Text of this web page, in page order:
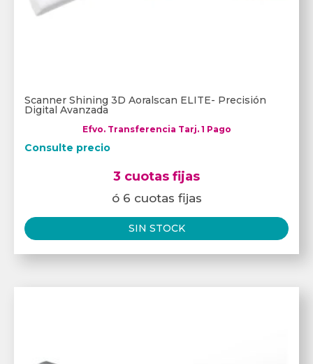
Scanner Shining 3D Aoralscan ELITE- Precisión
Digital Avanzada
Efvo. Transferencia Tarj. 1 Pago
Consulte precio
3 cuotas fijas
ó 6 cuotas fijas
SIN STOCK